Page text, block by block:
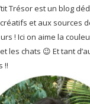
Trésor est un blog
et aux sources
! Ici on aime la
les chats 😉 Et tant
!!